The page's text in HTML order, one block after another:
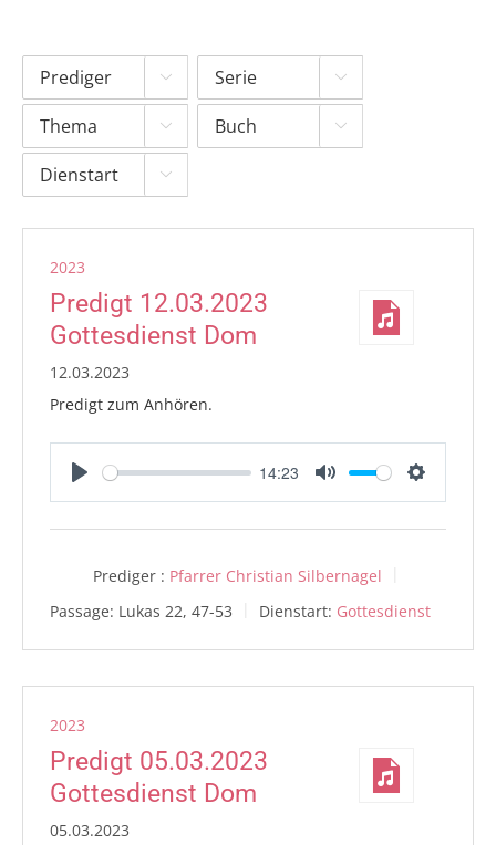
 
 

2023
Predigt 12.03.2023
Gottesdienst Dom
12.03.2023
Predigt zum Anhören.
Play
14:23
Mute Settings
Prediger : Pfarrer Christian Silbernagel
Passage: Lukas 22, 47-53 Dienstart: Gottesdienst
2023
Predigt 05.03.2023
Gottesdienst Dom
05.03.2023